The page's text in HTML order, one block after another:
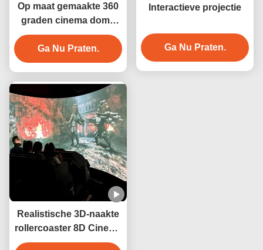
Op maat gemaakte 360
graden cinema dome
theaterapparatuur
Ga Nu Praten.
Interactieve projectie
Ga Nu Praten.
Realistische 3D-naakte
rollercoaster 8D Cinema
Motion System Orbit